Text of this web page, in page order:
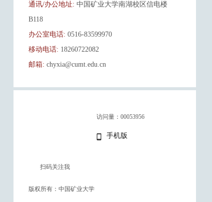
通讯/办公地址: 中国矿业大学南湖校区信电楼
B118
办公室电话: 0516-83599970
移动电话: 18260722082
邮箱: chyxia@cumt.edu.cn
扫码关注我
访问量： 00053956
手机版
版权所有：中国矿业大学